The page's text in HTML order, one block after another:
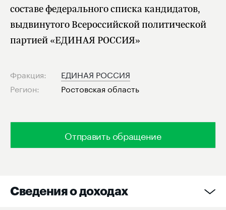
составе федерального списка кандидатов,
выдвинутого Всероссийской политической
партией «ЕДИНАЯ РОССИЯ»
Отправить обращение
Фракция:
ЕДИНАЯ РОССИЯ
Регион:
Ростовская область
Сведения о доходах